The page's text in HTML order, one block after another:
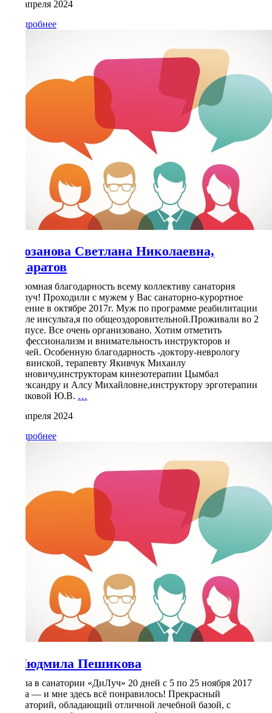
14 апреля 2024
Подробнее
Розанова Светлана Николаевна,
Саратов
Огромная благодарность всему коллективу санатория
Дилуч! Проходили с мужем у Вас санаторно-курортное
лечение в октябре 2017г. Муж по программе реабилитации
после инсульта,я по общеоздоровительной.Проживали во 2
корпусе. Все очень организовано. Хотим отметить
профессионализм и внимательность инструкторов и
врачей. Особенную благодарность -доктору-неврологу
Червинской, терапевту Якивчук Михаилу
Ивановичу,инструкторам кинезотерапии Цымбал
Александру и Алсу Михайловне,инструктору эрготерапии
Волковой Ю.В. …
14 апреля 2024
Подробнее
Людмила Пешикова
Была в санатории «ДиЛуч» 20 дней с 5 по 25 ноября 2017
года — и мне здесь всё понравилось! Прекрасный
санаторий, обладающий отличной лечебной базой, с